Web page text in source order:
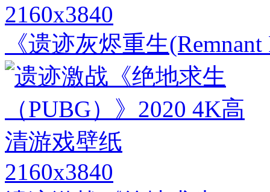
2160x3840
《遗迹灰烬重生
2160x3840